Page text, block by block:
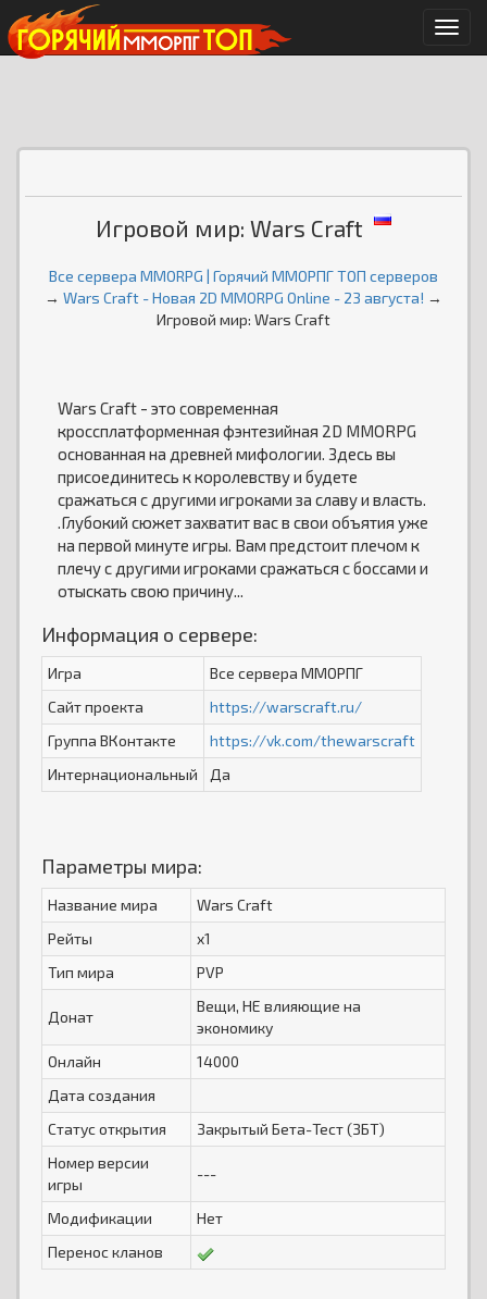
Меню
Игровой мир: Wars Craft
Все сервера MMORPG | Горячий ММОРПГ ТОП серверов
→ Wars Craft - Новая 2D MMORPG Online - 23 августа! →
Игровой мир: Wars Craft
Wars Craft - это современная
кроссплатформенная фэнтезийная 2D MMORPG
основанная на древней мифологии. Здесь вы
присоединитесь к королевству и будете
сражаться с другими игроками за славу и власть.
.Глубокий сюжет захватит вас в свои объятия уже
на первой минуте игры. Вам предстоит плечом к
плечу с другими игроками сражаться с боссами и
отыскать свою причину...
Информация о сервере:
Игра
Все сервера ММОРПГ
Сайт проекта
https://warscraft.ru/
Группа ВКонтакте
https://vk.com/thewarscraft
Интернациональный
Да
Параметры мира:
Название мира
Wars Craft
Рейты
x1
Тип мира
PVP
Донат
Вещи, НЕ влияющие на
экономику
Онлайн
14000
Дата создания
Статус открытия
Закрытый Бета-Тест (ЗБТ)
Номер версии
игры
---
Модификации
Нет
Перенос кланов